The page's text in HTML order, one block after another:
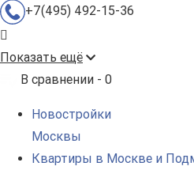
+7(495) 492-15-36
Показать ещё
В сравнении - 0
Новостройки
Москвы
Квартиры в Москве и